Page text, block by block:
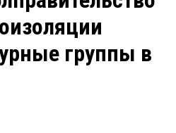
Блоги
Архив
группы в